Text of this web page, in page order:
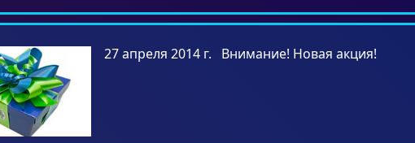
27 апреля 2014 г. Внимание! Новая акция!